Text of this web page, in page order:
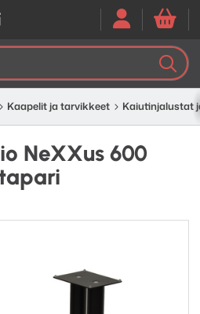
Kaapelit ja tarvikkeet Kaiutinjalustat
NeXXus 600